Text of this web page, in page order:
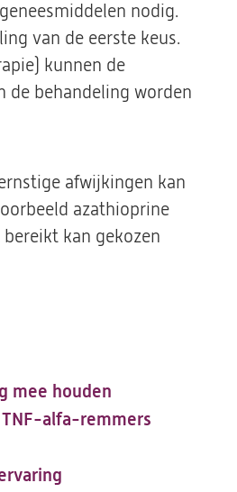
nodig.
van de eerste keus.
kunnen de
de behandeling worden
afwijkingen kan
azathioprine
kan gekozen
mee houden
alfa-remmers